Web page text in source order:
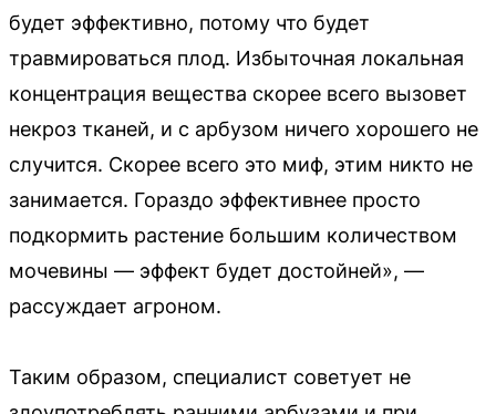
будет эффективно, потому что будет
травмироваться плод. Избыточная локальная
концентрация вещества скорее всего вызовет
некроз тканей, и с арбузом ничего хорошего не
случится. Скорее всего это миф, этим никто не
занимается. Гораздо эффективнее просто
подкормить растение большим количеством
мочевины — эффект будет достойней», —
рассуждает агроном.
Таким образом, специалист советует не